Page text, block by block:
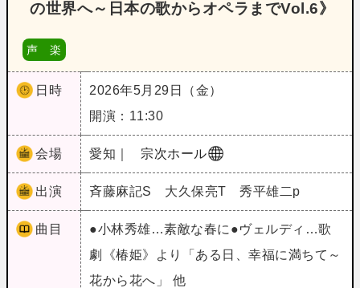
の世界へ～日本の歌からオペラまでVol.6》
声 楽
日時
2026年5月29日（金）
開演：11:30
会場 愛知｜ 宗次ホール
出演 斉藤麻記S 大久保亮T 秀平雄二p
曲目
●小林秀雄…素敵な春に●ヴェルディ…歌
劇《椿姫》より「ある日、幸福に満ちて～
花から花へ」 他